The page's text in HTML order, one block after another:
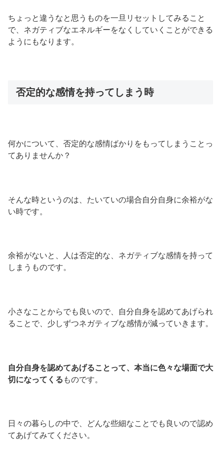
ちょっと違うなと思うものを一旦リセットしてみること
で、ネガティブなエネルギーをなくしていくことができる
ようにもなります。
否定的な感情を持ってしまう時
何かについて、否定的な感情ばかりをもってしまうことっ
てありませんか？
そんな時というのは、たいていの場合自分自身に余裕がな
い時です。
余裕がないと、人は否定的な、ネガティブな感情を持って
しまうものです。
小さなことからでも良いので、自分自身を認めてあげられ
ることで、少しずつネガティブな感情が減っていきます。
自分自身を認めてあげることって、本当に色々な場面で大
切になってくる ものです。
日々の暮らしの中で、どんな些細なことでも良いので認め
てあげてみてください。